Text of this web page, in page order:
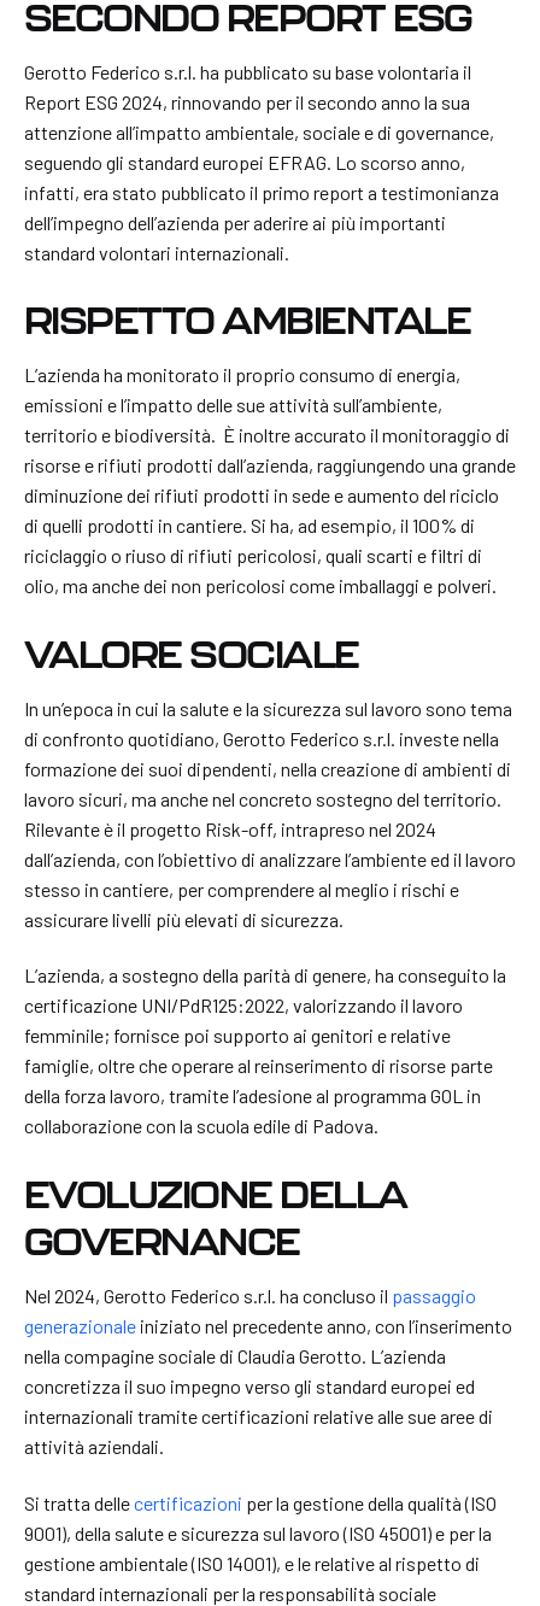
SECONDO REPORT ESG
Gerotto Federico s.r.l. ha pubblicato su base volontaria il
Report ESG 2024, rinnovando per il secondo anno la sua
attenzione all’impatto ambientale, sociale e di governance,
seguendo gli standard europei EFRAG. Lo scorso anno,
infatti, era stato pubblicato il primo report a testimonianza
dell’impegno dell’azienda per aderire ai più importanti
standard volontari internazionali.
RISPETTO AMBIENTALE
L’azienda ha monitorato il proprio consumo di energia,
emissioni e l’impatto delle sue attività sull’ambiente,
territorio e biodiversità. È inoltre accurato il monitoraggio di
risorse e rifiuti prodotti dall’azienda, raggiungendo una grande
diminuzione dei rifiuti prodotti in sede e aumento del riciclo
di quelli prodotti in cantiere. Si ha, ad esempio, il 100% di
riciclaggio o riuso di rifiuti pericolosi, quali scarti e filtri di
olio, ma anche dei non pericolosi come imballaggi e polveri.
VALORE SOCIALE
In un’epoca in cui la salute e la sicurezza sul lavoro sono tema
di confronto quotidiano, Gerotto Federico s.r.l. investe nella
formazione dei suoi dipendenti, nella creazione di ambienti di
lavoro sicuri, ma anche nel concreto sostegno del territorio.
Rilevante è il progetto Risk-off, intrapreso nel 2024
dall’azienda, con l’obiettivo di analizzare l’ambiente ed il lavoro
stesso in cantiere, per comprendere al meglio i rischi e
assicurare livelli più elevati di sicurezza.
L’azienda, a sostegno della parità di genere, ha conseguito la
certificazione UNI/PdR125:2022, valorizzando il lavoro
femminile; fornisce poi supporto ai genitori e relative
famiglie, oltre che operare al reinserimento di risorse parte
della forza lavoro, tramite l’adesione al programma GOL in
collaborazione con la scuola edile di Padova.
EVOLUZIONE DELLA
GOVERNANCE
Nel 2024, Gerotto Federico s.r.l. ha concluso il passaggio
generazionale iniziato nel precedente anno, con l’inserimento
nella compagine sociale di Claudia Gerotto. L’azienda
concretizza il suo impegno verso gli standard europei ed
internazionali tramite certificazioni relative alle sue aree di
attività aziendali.
Si tratta dellecertificazioni per la gestione della qualità (ISO
9001), della salute e sicurezza sul lavoro (ISO 45001) e per la
gestione ambientale (ISO 14001), e le relative al rispetto di
standard internazionali per la responsabilità sociale